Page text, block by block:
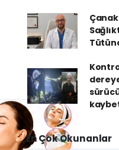
En Çok Okunanlar